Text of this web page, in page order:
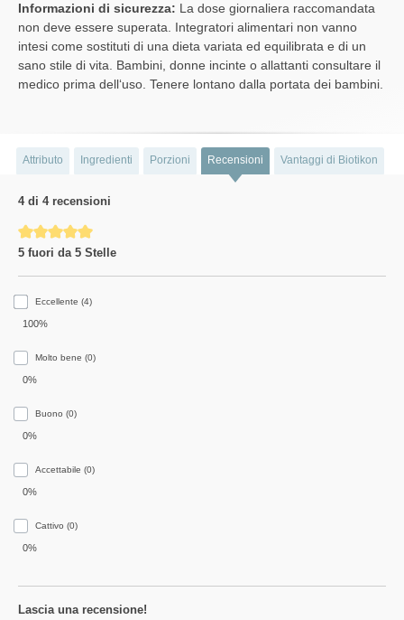
Informazioni di sicurezza: La dose giornaliera raccomandata
non deve essere superata. Integratori alimentari non vanno
intesi come sostituti di una dieta variata ed equilibrata e di un
sano stile di vita. Bambini, donne incinte o allattanti consultare il
medico prima dell‘uso. Tenere lontano dalla portata dei bambini.
Attributo Ingredienti Porzioni Recensioni Vantaggi di Biotikon
4 di 4 recensioni
Average rating of 5 out of 5 stars
5 fuori da 5 Stelle
Eccellente (4)
100%
Molto bene (0)
0%
Buono (0)
0%
Accettabile (0)
0%
Сattivo (0)
0%
Lascia una recensione!